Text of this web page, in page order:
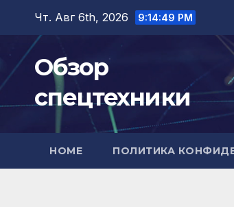
Перейти
содержимому
Чт. Авг 6th, 2026 9:14:50 PM
Обзор
спецтехники
HOME ПОЛИТИКА